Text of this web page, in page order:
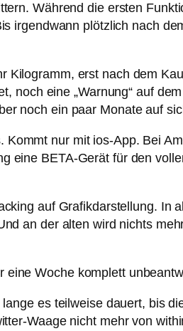
Während die ersten
irgendwann plötzlich nach
erst nach dem
noch eine „Warnung“ auf
noch ein paar Monate auf
nur mit ios-App. Bei
BETA-Gerät für den
auf Grafikdarstellung.
an der alten wird nichts
Woche komplett
es teilweise dauert, bis
Waage nicht mehr von